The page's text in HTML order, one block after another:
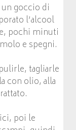
goccio di
l’alcool
pochi minuti
e spegni.
tagliarle
con olio, alla
poi le